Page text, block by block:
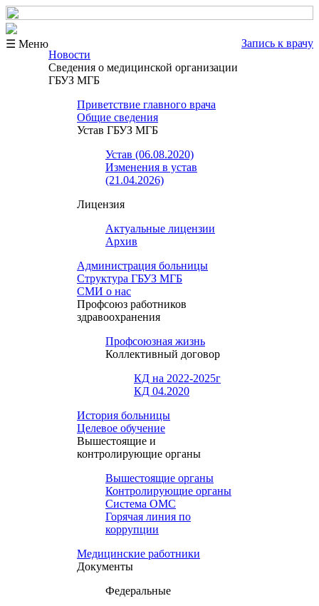
☰ Меню
Запись к врачу
Новости
Сведения о медицинской организации
ГБУЗ МГБ
Приветствие главного врача
Общие сведения
Устав ГБУЗ МГБ
Устав (06.08.2020)
Изменения в устав
(21.04.2026)
Лицензия
Актуальные лицензии
Архив
Администрация больницы
Структура ГБУЗ МГБ
СМИ о нас
Профсоюз работников
здравоохранения
Профсоюзная жизнь
Коллективный договор
КД на 2022-2025г
КД 04.2020
История больницы
Целевое обучение
Вышестоящие и
контролирующие органы
Вышестоящие органы
Контролирующие органы
Система ОМС
Горячая линия по
коррупции
Медицинские работники
Документы
Федеральные